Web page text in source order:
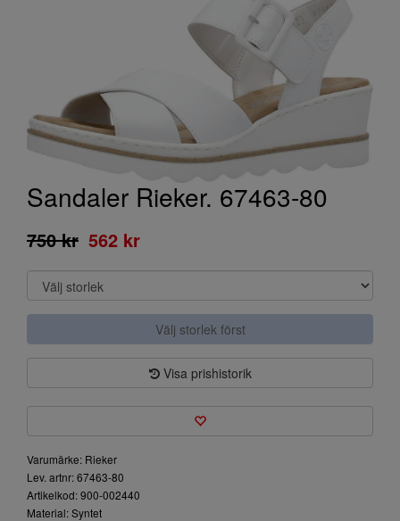
Sandaler Rieker. 67463-80
750 kr 562 kr
Välj storlek först
Visa prishistorik
Varumärke: Rieker
Lev. artnr: 67463-80
Artikelkod: 900-002440
Material: Syntet